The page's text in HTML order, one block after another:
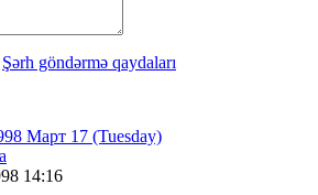
Şərh göndərmə qaydaları
14:16